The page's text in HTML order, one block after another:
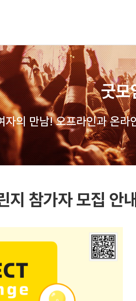
굿모
자의 만남! 오프라인과 온
참가자 모집 안내